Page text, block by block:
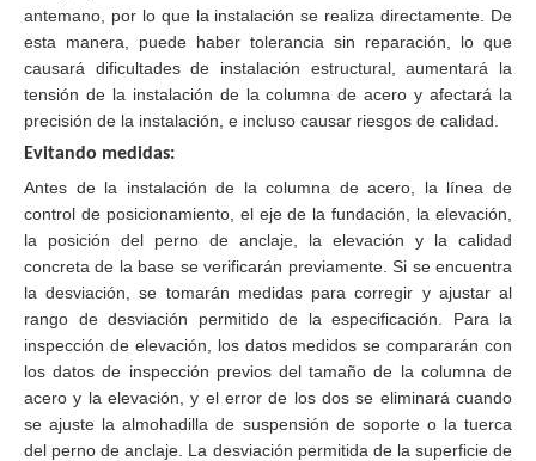
antemano, por lo que la instalación se realiza directamente. De
esta manera, puede haber tolerancia sin reparación, lo que
causará dificultades de instalación estructural, aumentará la
tensión de la instalación de la columna de acero y afectará la
precisión de la instalación, e incluso causar riesgos de calidad.
Evitando medidas:
Antes de la instalación de la columna de acero, la línea de
control de posicionamiento, el eje de la fundación, la elevación,
la posición del perno de anclaje, la elevación y la calidad
concreta de la base se verificarán previamente. Si se encuentra
la desviación, se tomarán medidas para corregir y ajustar al
rango de desviación permitido de la especificación. Para la
inspección de elevación, los datos medidos se compararán con
los datos de inspección previos del tamaño de la columna de
acero y la elevación, y el error de los dos se eliminará cuando
se ajuste la almohadilla de suspensión de soporte o la tuerca
del perno de anclaje. La desviación permitida de la superficie de